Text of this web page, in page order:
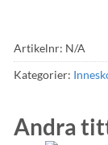
Artikelnr: N/A
Kategorier:
Andra